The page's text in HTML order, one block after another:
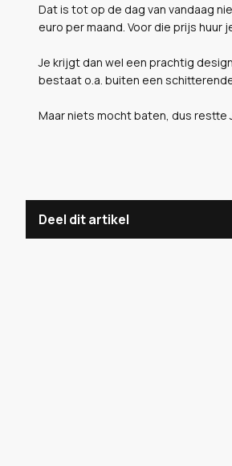
Dat is tot op de dag van vandaag
euro per maand. Voor die prijs huur
Je krijgt dan wel een prachtig
bestaat o.a. buiten een
Maar niets mocht baten, dus restte
Deel dit artikel